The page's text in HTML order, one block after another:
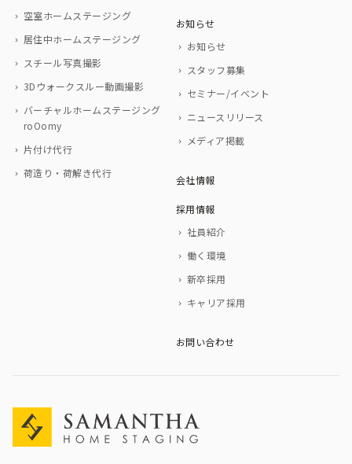
空室ホームステージング
居住中ホームステージング
スチール写真撮影
3Dウォークスルー動画撮影
バーチャルホームステージング
roOomy
片付け代行
荷造り・荷解き代行
お知らせ
お知らせ
スタッフ募集
セミナー/イベント
ニュースリリース
メディア掲載
会社情報
採用情報
社員紹介
働く環境
新卒採用
キャリア採用
お問い合わせ